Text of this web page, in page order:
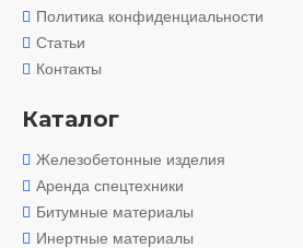
Политика конфиденциальности
Статьи
Контакты
Каталог
Железобетонные изделия
Аренда спецтехники
Битумные материалы
Инертные материалы